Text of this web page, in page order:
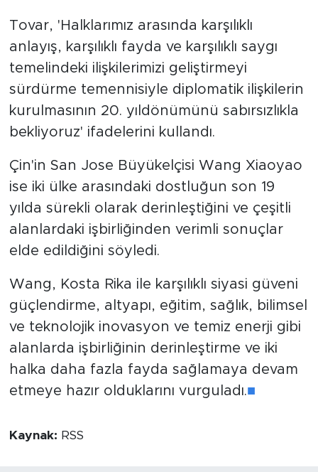
Tovar, 'Halklarımız arasında karşılıklı
anlayış, karşılıklı fayda ve karşılıklı saygı
temelindeki ilişkilerimizi geliştirmeyi
sürdürme temennisiyle diplomatik ilişkilerin
kurulmasının 20. yıldönümünü sabırsızlıkla
bekliyoruz' ifadelerini kullandı.
Çin'in San Jose Büyükelçisi Wang Xiaoyao
ise iki ülke arasındaki dostluğun son 19
yılda sürekli olarak derinleştiğini ve çeşitli
alanlardaki işbirliğinden verimli sonuçlar
elde edildiğini söyledi.
Wang, Kosta Rika ile karşılıklı siyasi güveni
güçlendirme, altyapı, eğitim, sağlık, bilimsel
ve teknolojik inovasyon ve temiz enerji gibi
alanlarda işbirliğinin derinleştirme ve iki
halka daha fazla fayda sağlamaya devam
etmeye hazır olduklarını vurguladı.■
Kaynak: RSS